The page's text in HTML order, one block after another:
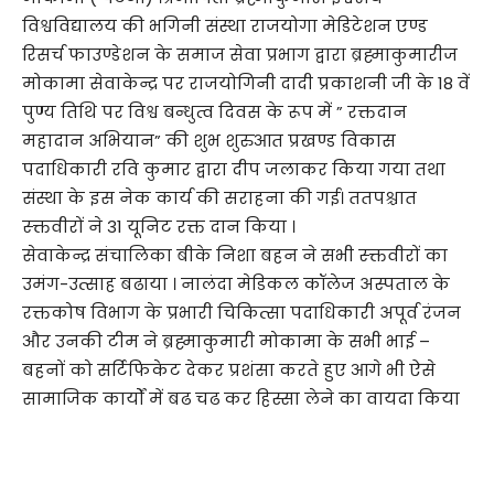
विश्वविद्यालय की भगिनी संस्था राजयोगा मेडिटेशन एण्ड
रिसर्च फाउण्डेशन के समाज सेवा प्रभाग द्वारा ब्रह्माकुमारीज
मोकामा सेवाकेन्द्र पर राजयोगिनी दादी प्रकाशनी जी के 18 वें
पुण्य तिथि पर विश्व बन्धुत्व दिवस के रूप में ” रक्तदान
महादान अभियान” की शुभ शुरुआत प्रखण्ड विकास
पदाधिकारी रवि कुमार द्वारा दीप जलाकर किया गया तथा
संस्था के इस नेक कार्य की सराहना की गई। ततपश्चात
स्क्तवीरों ने 31 यूनिट रक्त दान किया ।
सेवाकेन्द्र संचालिका बीके निशा बहन ने सभी स्क्तवीरों का
उमंग-उत्साह बढाया । नालंदा मेडिकल कॉलेज अस्पताल के
रक्तकोष विभाग के प्रभारी चिकित्सा पदाधिकारी अपूर्व रंजन
और उनकी टीम ने ब्रह्माकुमारी मोकामा के सभी भाई –
बहनों को सर्टिफिकेट देकर प्रशंसा करते हुए आगे भी ऐसे
सामाजिक कार्यों में बढ चढ कर हिस्सा लेने का वायदा किया